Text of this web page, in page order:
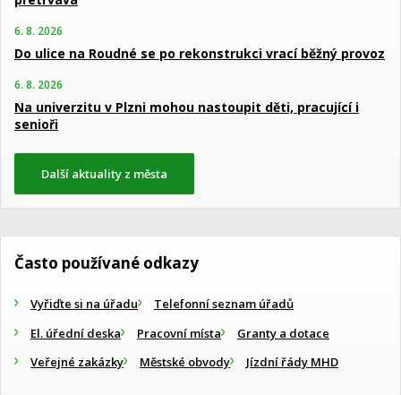
6. 8. 2026
Do ulice na Roudné se po rekonstrukci vrací běžný provoz
6. 8. 2026
Na univerzitu v Plzni mohou nastoupit děti, pracující i
senioři
Další aktuality z města
Často používané odkazy
Vyřiďte si na úřadu
Telefonní seznam úřadů
El. úřední deska
Pracovní místa
Granty a dotace
Veřejné zakázky
Městské obvody Jízdní řády MHD